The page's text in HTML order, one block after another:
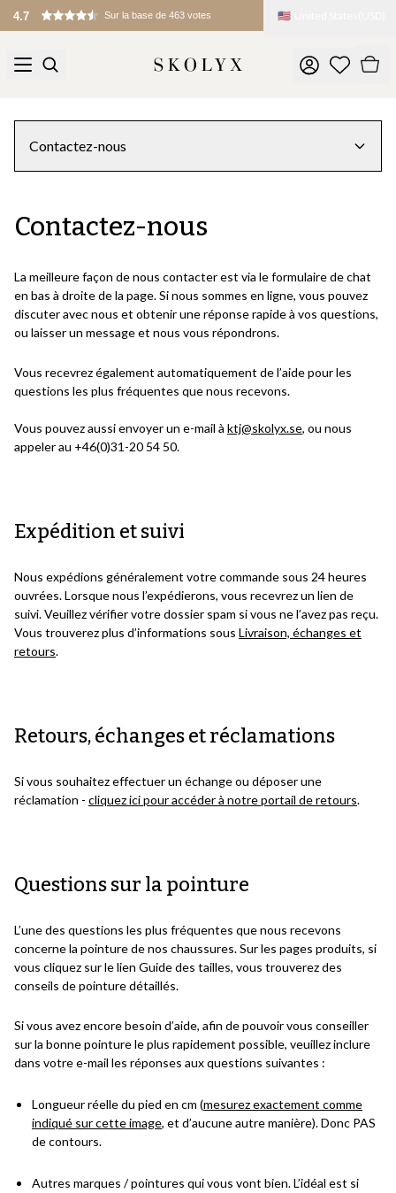
4.7 Sur la base de 463 votes 🇺🇸
Contactez-nous
Contactez-nous
La meilleure façon de nous contacter est via le formulaire de chat
en bas à droite de la page. Si nous sommes en ligne, vous pouvez
discuter avec nous et obtenir une réponse rapide à vos questions,
ou laisser un message et nous vous répondrons.
Vous recevrez également automatiquement de l’aide pour les
questions les plus fréquentes que nous recevons.
Vous pouvez aussi envoyer un e-mail à ktj@skolyx.se, ou nous
appeler au +46(0)31-20 54 50.
Expédition et suivi
Nous expédions généralement votre commande sous 24 heures
ouvrées. Lorsque nous l’expédierons, vous recevrez un lien de
suivi. Veuillez vérifier votre dossier spam si vous ne l’avez pas reçu.
Vous trouverez plus d’informations sous Livraison, échanges et
retours.
Retours, échanges et réclamations
Si vous souhaitez effectuer un échange ou déposer une
réclamation - cliquez ici pour accéder à notre portail de retours.
Questions sur la pointure
L’une des questions les plus fréquentes que nous recevons
concerne la pointure de nos chaussures. Sur les pages produits, si
vous cliquez sur le lien Guide des tailles, vous trouverez des
conseils de pointure détaillés.
Si vous avez encore besoin d’aide, afin de pouvoir vous conseiller
sur la bonne pointure le plus rapidement possible, veuillez inclure
dans votre e-mail les réponses aux questions suivantes :
Longueur réelle du pied en cm (mesurez exactement comme
indiqué sur cette image, et d’aucune autre manière). Donc PAS
de contours.
Autres marques / pointures qui vous vont bien. L’idéal est si